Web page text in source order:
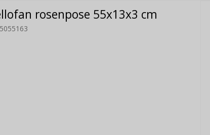
rosenpose 55x13x3 cm